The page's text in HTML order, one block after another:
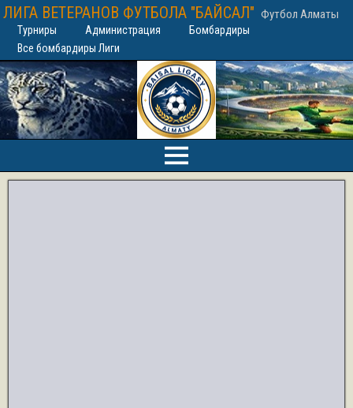
ЛИГА ВЕТЕРАНОВ ФУТБОЛА "БАЙСАЛ" Футбол Алматы
Турниры Администрация
Бомбардиры
Все бомбардиры Лиги